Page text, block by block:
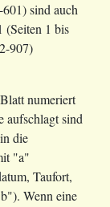
sind auch
(Seiten 1 bis
907)
numeriert
aufschlagt sind
die
"a"
Taufort,
Wenn eine